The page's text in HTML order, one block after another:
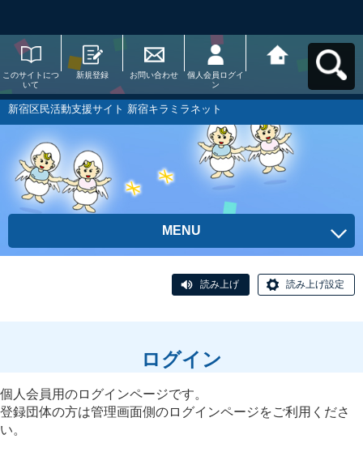
このサイトにつ
いて
新規登録 お問い合わせ
個人会員ログイ
ン
ラミラネットへ
新宿区民活動支援サイト 新宿キラミラネット
MENU
読み上げ 読み上げ設定
ログイン
個人会員用のログインページです。
登録団体の方は管理画面側のログインページをご利用くださ
い。